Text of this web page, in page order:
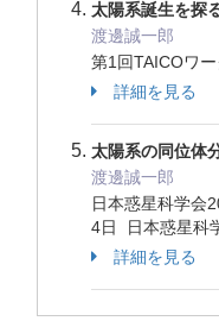
太陽系誕生を探
渡邊誠一郎
第1回TAICOワ
詳細を見る
太陽系の同位体
渡邊誠一郎
日本惑星科学会
4日 日本惑星科
詳細を見る